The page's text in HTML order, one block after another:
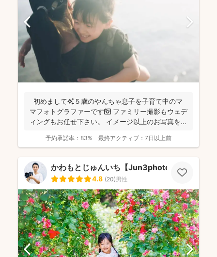
初めまして✨５歳のやんちゃ息子を子育て中のマ
マフォトグラファーです📷 ファミリー撮影もウェデ
ィングもお任せ下さい。 イメージ以上のお写真をお
予約承諾率： 83% 最終アクティブ： 7日以上前
かわもとじゅんいち【Jun3photo】
4.8 (20)男性